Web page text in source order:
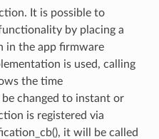
It is possible to
by placing a
in the app firmware
is used, calling
the time
changed to instant or
is registered via
it will be called